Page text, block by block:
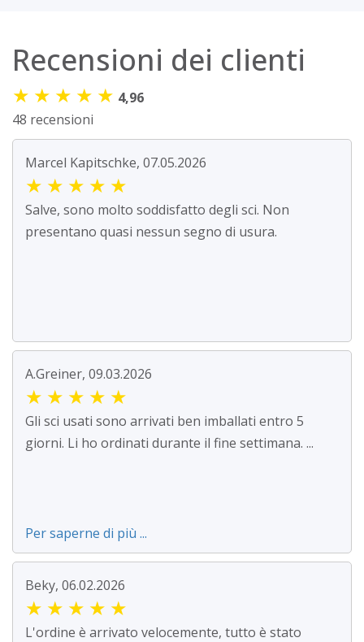
Recensioni dei clienti
★ ★ ★ ★ ★ 4,96
48 recensioni
Marcel Kapitschke, 07.05.2026
★ ★ ★ ★ ★
Salve, sono molto soddisfatto degli sci. Non
presentano quasi nessun segno di usura.
A.Greiner, 09.03.2026
★ ★ ★ ★ ★
Gli sci usati sono arrivati ben imballati entro 5
giorni. Li ho ordinati durante il fine settimana. ...
Per saperne di più ...
Beky, 06.02.2026
★ ★ ★ ★ ★
L'ordine è arrivato velocemente, tutto è stato